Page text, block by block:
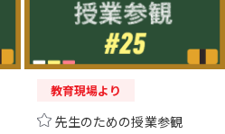
教育現場より
先生のための授業参観